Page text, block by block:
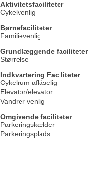
Aktivitetsfaciliteter
Cykelvenlig
Børnefaciliteter
Familievenlig
Grundlæggende faciliteter
Størrelse
Indkvartering Faciliteter
Cykelrum aflåselig
Elevator/elevator
Vandrer venlig
Omgivende faciliteter
Parkeringskælder
Parkeringsplads